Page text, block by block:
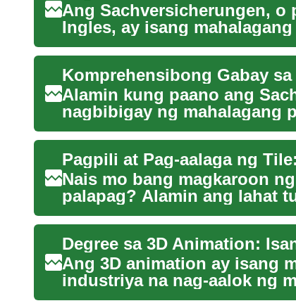
Ang Sachversicherungen, o
Ingles, ay isang
pananalapi sa mar...
Alamin kung paano ang
nagbibigay ng mahalagang
personal at pang-
Nais mo bang magkaroon
palapag? Alamin ang lahat
pagpili ng ta...
Degree sa 3D Animation:
Ang 3D animation ay isang
industriya na nag-aalok ng
sa mga malikhain...